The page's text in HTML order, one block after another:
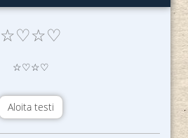
☆♡☆♡
☆♡☆♡
Aloita testi